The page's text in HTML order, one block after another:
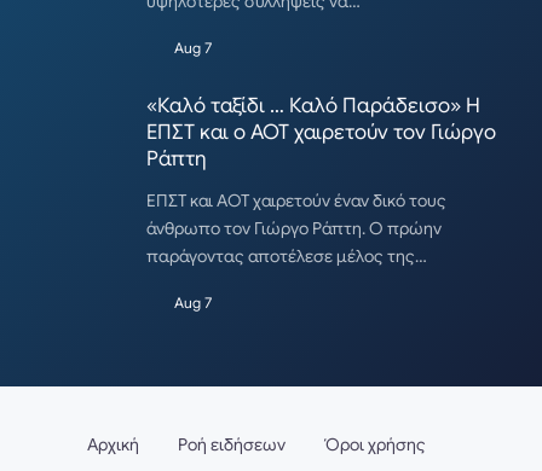
Aug 7
«Καλό ταξίδι … Καλό Παράδεισο» Η
ΕΠΣΤ και ο ΑΟΤ χαιρετούν τον Γιώργο
Ράπτη
ΕΠΣΤ και ΑΟΤ χαιρετούν έναν δικό τους
άνθρωπο τον Γιώργο Ράπτη. Ο πρώην
παράγοντας αποτέλεσε μέλος της…
Aug 7
Αρχική Ροή ειδήσεων Όροι χρήσης